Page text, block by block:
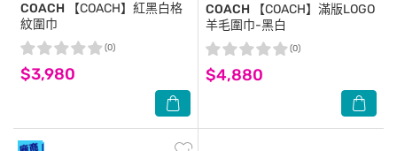
COACH 【COACH】紅黑白格
紋圍巾
$3,980
(0)
COACH 【COACH】滿版LOGO
羊毛圍巾-黑白
$4,880
(0)